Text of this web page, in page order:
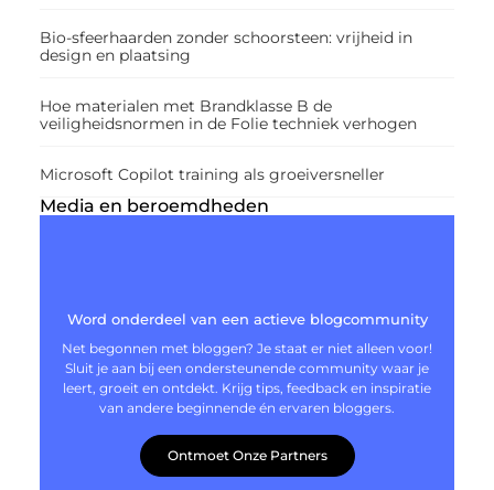
Bio-sfeerhaarden zonder schoorsteen: vrijheid in
design en plaatsing
Hoe materialen met Brandklasse B de
veiligheidsnormen in de Folie techniek verhogen
Microsoft Copilot training als groeiversneller
Media en beroemdheden
Word onderdeel van een actieve blogcommunity
Net begonnen met bloggen? Je staat er niet alleen voor!
Sluit je aan bij een ondersteunende community waar je
leert, groeit en ontdekt. Krijg tips, feedback en inspiratie
van andere beginnende én ervaren bloggers.
Ontmoet Onze Partners